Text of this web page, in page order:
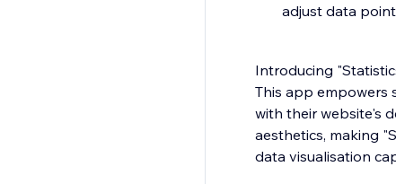
adjust data
Introducing
This app empowers
with their website's
aesthetics, making
data visualisation